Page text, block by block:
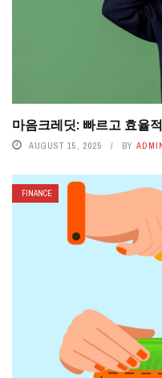
마음크레딧: 빠르고 효율
AUGUST 15, 2025 BY
FINANCE